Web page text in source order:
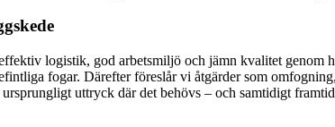
logistik, god arbetsmiljö och jämn kvalitet genom
fogar. Därefter föreslår vi åtgärder som
uttryck där det behövs – och samtidigt